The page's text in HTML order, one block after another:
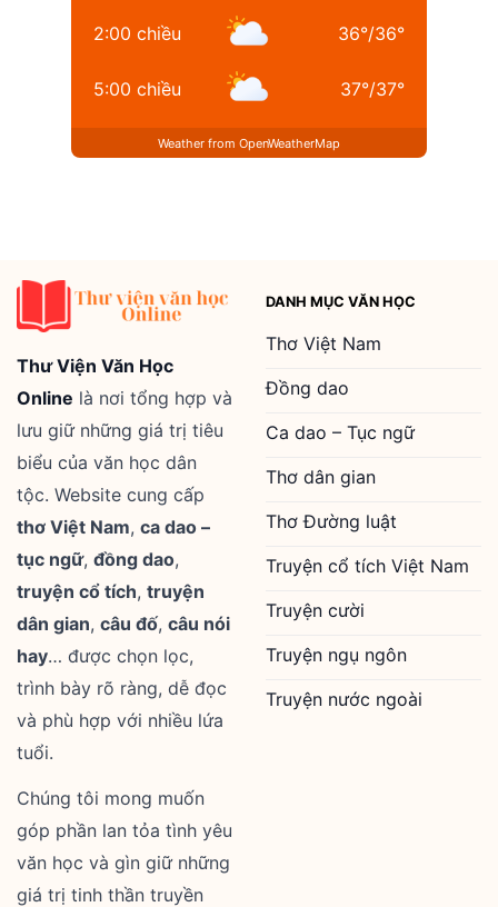
2:00 chiều 36°/36°
5:00 chiều 37°/37°
Weather from OpenWeatherMap
Thư Viện Văn Học
Online là nơi tổng hợp và
lưu giữ những giá trị tiêu
biểu của văn học dân
tộc. Website cung cấp
thơ Việt Nam, ca dao –
tục ngữ, đồng dao,
truyện cổ tích, truyện
dân gian, câu đố, câu nói
hay… được chọn lọc,
trình bày rõ ràng, dễ đọc
và phù hợp với nhiều lứa
tuổi.
Chúng tôi mong muốn
góp phần lan tỏa tình yêu
văn học và gìn giữ những
giá trị tinh thần truyền
DANH MỤC VĂN HỌC
Thơ Việt Nam
Đồng dao
Ca dao – Tục ngữ
Thơ dân gian
Thơ Đường luật
Truyện cổ tích Việt Nam
Truyện cười
Truyện ngụ ngôn
Truyện nước ngoài